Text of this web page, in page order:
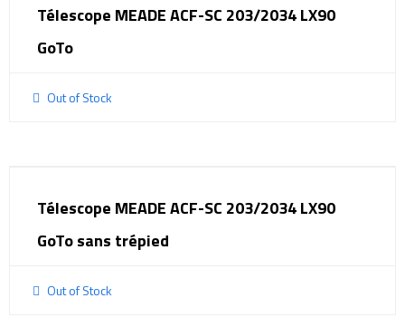
Télescope MEADE ACF-SC 203/2034 LX90
GoTo
Out of Stock
Télescope MEADE ACF-SC 203/2034 LX90
GoTo sans trépied
Out of Stock